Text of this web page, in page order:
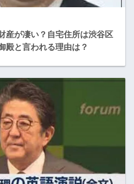
産が凄い？自宅住所は渋谷区
殿と言われる理由は？